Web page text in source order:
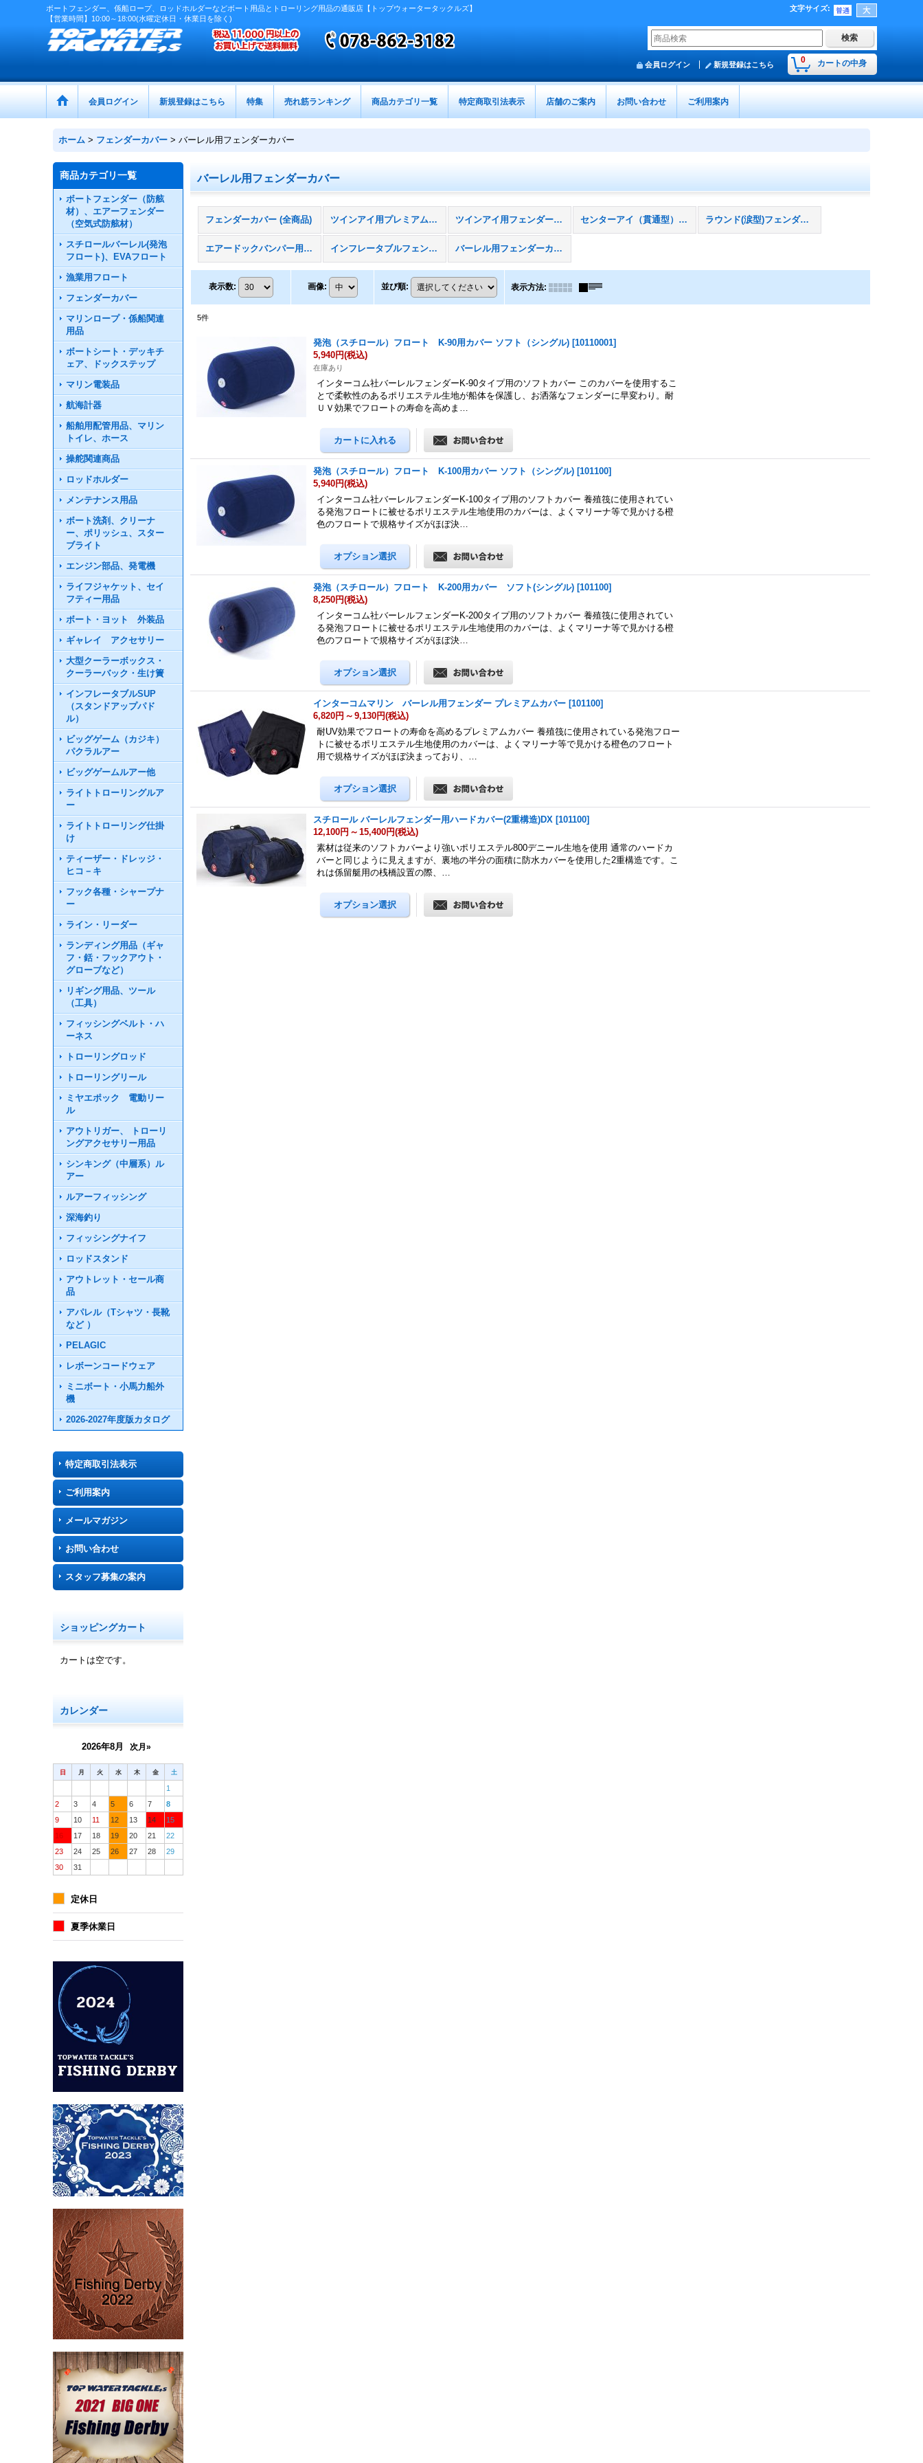
ボートフェンダー、係船ロープ、ロッドホルダーなどボート用品とトローリング用品の通販店【トップウォータータックルズ】
【営業時間】10:00～18:00(水曜定休日・休業日を除く)
文字サイズ:
0 カートの中身
会員ログイン 新規登録はこちら
会員ログイン 新規登録はこちら 特集 売れ筋ランキング 商品カテゴリ一覧 特定商取引法表示 店舗のご案内 お問い合わせ ご利用案内
ホーム > フェンダーカバー > バーレル用フェンダーカバー
商品カテゴリ一覧
ボートフェンダー（防舷
材）、エアーフェンダー
（空気式防舷材）
スチロールバーレル(発泡
フロート)、EVAフロート
漁業用フロート
フェンダーカバー
マリンロープ・係船関連
用品
ボートシート・デッキチ
ェア、ドックステップ
マリン電装品
航海計器
船舶用配管用品、マリン
トイレ、ホース
操舵関連商品
ロッドホルダー
メンテナンス用品
ボート洗剤、クリーナ
ー、ポリッシュ、スター
ブライト
エンジン部品、発電機
ライフジャケット、セイ
フティー用品
ボート・ヨット 外装品
ギャレイ アクセサリー
大型クーラーボックス・
クーラーバック・生け簀
インフレータブルSUP
（スタンドアップパド
ル）
ビッグゲーム（カジキ）
パクラルアー
ビッグゲームルアー他
ライトトローリングルア
ー
ライトトローリング仕掛
け
ティーザー・ドレッジ・
ヒコ－キ
フック各種・シャープナ
ー
ライン・リーダー
ランディング用品（ギャ
フ・銛・フックアウト・
グローブなど）
リギング用品、ツール
（工具）
フィッシングベルト・ハ
ーネス
トローリングロッド
トローリングリール
ミヤエポック 電動リー
ル
アウトリガー、 トローリ
ングアクセサリー用品
シンキング（中層系）ル
アー
ルアーフィッシング
深海釣り
フィッシングナイフ
ロッドスタンド
アウトレット・セール商
品
アパレル（Tシャツ・長靴
など ）
PELAGIC
レボーンコードウェア
ミニボート・小馬力船外
機
2026-2027年度版カタログ
特定商取引法表示
ご利用案内
メールマガジン
お問い合わせ
スタッフ募集の案内
ショッピングカート
カートは空です。
カレンダー
2026年8月 次月»
日 月 火 水 木 金 土
1
2
3 4 5 6 7
8
9
10 11 12 13 14
15
16
17 18 19 20 21
22
23
24 25 26 27 28
29
30
31
定休日
夏季休業日
バーレル用フェンダーカバー
フェンダーカバー (全商品) ツインアイ用プレミアムフェンダーカバー ツインアイ用フェンダーカバー センターアイ（貫通型）用フェンダーカバー ラウンド(涙型)フェンダーカバー
エアードックバンパー用ソフトカバー インフレータブルフェンダー用フェンダーカバー バーレル用フェンダーカバー
表示数: 画像: 並び順: 表示方法:
5件
発泡（スチロール）フロート K-90用カバー ソフト（シングル) [10110001]
5,940円(税込)
在庫あり
インターコム社バーレルフェンダーK-90タイプ用のソフトカバー このカバーを使用するこ
とで柔軟性のあるポリエステル生地が船体を保護し、お洒落なフェンダーに早変わり。耐
ＵＶ効果でフロートの寿命を高めま…
発泡（スチロール）フロート K-100用カバー ソフト（シングル) [101100]
5,940円(税込)
インターコム社バーレルフェンダーK-100タイプ用のソフトカバー 養殖筏に使用されてい
る発泡フロートに被せるポリエステル生地使用のカバーは、よくマリーナ等で見かける橙
色のフロートで規格サイズがほぼ決…
発泡（スチロール）フロート K-200用カバー ソフト(シングル) [101100]
8,250円(税込)
インターコム社バーレルフェンダーK-200タイプ用のソフトカバー 養殖筏に使用されてい
る発泡フロートに被せるポリエステル生地使用のカバーは、よくマリーナ等で見かける橙
色のフロートで規格サイズがほぼ決…
インターコムマリン バーレル用フェンダー プレミアムカバー [101100]
6,820円 ～ 9,130円(税込)
耐UV効果でフロートの寿命を高めるプレミアムカバー 養殖筏に使用されている発泡フロー
トに被せるポリエステル生地使用のカバーは、よくマリーナ等で見かける橙色のフロート
用で規格サイズがほぼ決まっており、…
スチロール バーレルフェンダー用ハードカバー(2重構造)DX [101100]
12,100円 ～ 15,400円(税込)
素材は従来のソフトカバーより強いポリエステル800デニール生地を使用 通常のハードカ
バーと同じように見えますが、裏地の半分の面積に防水カバーを使用した2重構造です。こ
れは係留艇用の桟橋設置の際、…